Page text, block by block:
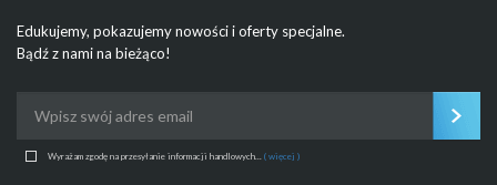
Edukujemy, pokazujemy nowości i oferty specjalne.
Bądź z nami na bieżąco!
Wyrażam zgodę na przesyłanie informacji handlowych... ( więcej )